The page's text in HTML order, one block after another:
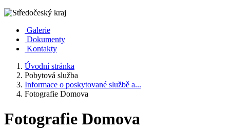
Galerie
Dokumenty
Kontakty
Úvodní stránka
Pobytová služba
Informace o poskytované službě a...
Fotografie Domova
Fotografie Domova